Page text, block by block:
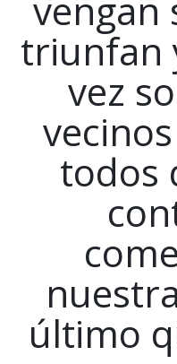
triunfan
vez
todos
último